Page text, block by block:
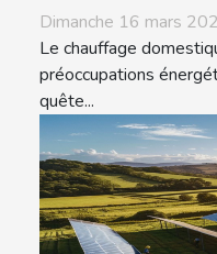
Dimanche 16 mars
Le chauffage
préoccupations
quête...